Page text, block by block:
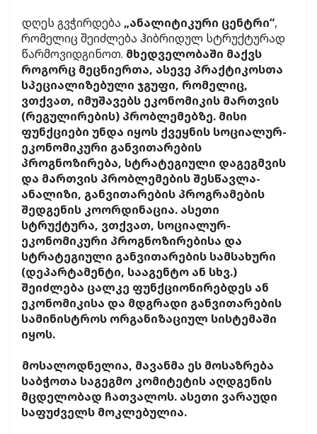
დღეს გვჭირდება „ანალიტიკური ცენტრი“,
რომელიც შეიძლება ჰიბრიდულ სტრუქტურად
წარმოვიდგინოთ. მხედველობაში მაქვს
როგორც მეცნიერთა, ასევე პრაქტიკოსთა
სპეციალიზებული ჯგუფი, რომელიც,
ვთქვათ, იმუშავებს ეკონომიკის მართვის
(რეგულირების) პრობლემებზე. მისი
ფუნქციები უნდა იყოს ქვეყნის სოციალურ-
ეკონომიკური განვითარების
პროგნოზირება, სტრატეგიული დაგეგმვის
და მართვის პრობლემების შესწავლა-
ანალიზი, განვითარების პროგრამების
შედგენის კოორდინაცია. ასეთი
სტრუქტურა, ვთქვათ, სოციალურ-
ეკონომიკური პროგნოზირებისა და
სტრატეგიული განვითარების სამსახური
(დეპარტამენტი, სააგენტო ან სხვ.)
შეიძლება ცალკე ფუნქციონირებდეს ან
ეკონომიკისა და მდგრადი განვითარების
სამინისტროს ორგანიზაციულ სისტემაში
იყოს.
მოსალოდნელია, მავანმა ეს მოსაზრება
საბჭოთა საგეგმო კომიტეტის აღდგენის
მცდელობად ჩათვალოს. ასეთი ვარაუდი
საფუძველს მოკლებულია.